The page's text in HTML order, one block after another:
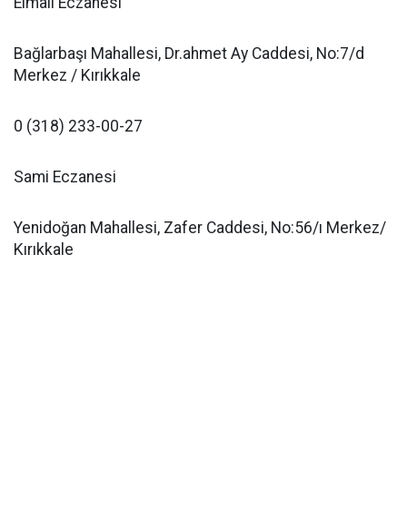
Bağlarbaşı Mahallesi, Dr.ahmet Ay Caddesi, No:7/d
Merkez / Kırıkkale
0 (318) 233-00-27
Sami Eczanesi
Yenidoğan Mahallesi, Zafer Caddesi, No:56/ı Merkez/
Kırıkkale